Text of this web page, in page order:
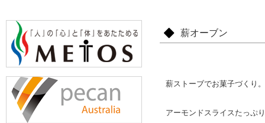
薪オーブン
薪ストーブでお菓子づくり。
アーモンドスライスたっぷり